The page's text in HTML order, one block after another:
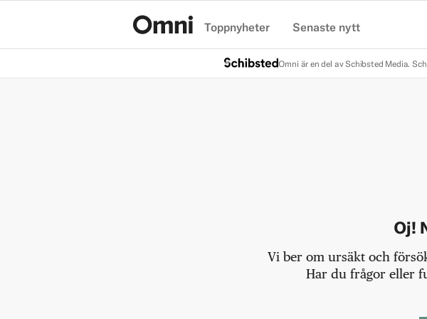
Toppnyheter Senaste nytt
Omni är en del av Schibsted Media.
Oj!
Vi ber om ursäkt och
Har du frågor eller